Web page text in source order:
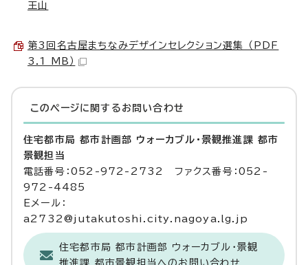
王山
第3回名古屋まちなみデザインセレクション選集 （PDF
3.1 MB）
このページに関する お問い合わせ
住宅都市局 都市計画部 ウォーカブル・景観推進課 都市
景観担当
電話番号：052-972-2732 ファクス番号：052-
972-4485
Eメール：
a2732@jutakutoshi.city.nagoya.lg.jp
住宅都市局 都市計画部 ウォーカブル・景観
推進課 都市景観担当へのお問い合わせ